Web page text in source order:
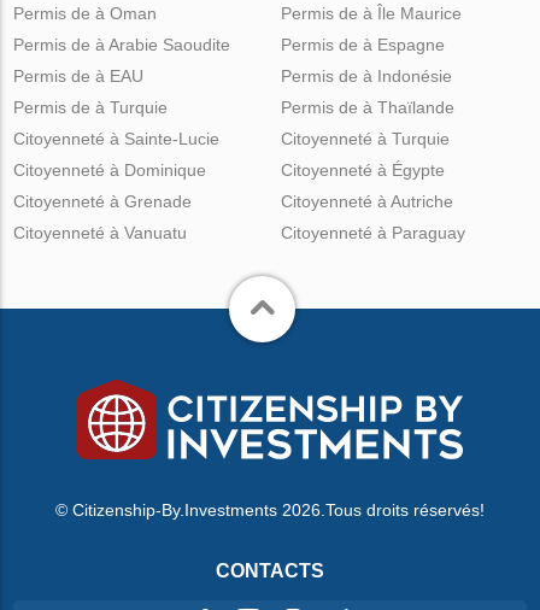
Permis de à Oman
Permis de à Arabie Saoudite
Permis de à EAU
Permis de à Turquie
Permis de à Île Maurice
Permis de à Espagne
Permis de à Indonésie
Permis de à Thaïlande
Citoyenneté à Sainte-Lucie
Citoyenneté à Dominique
Citoyenneté à Grenade
Citoyenneté à Vanuatu
Citoyenneté à Turquie
Citoyenneté à Égypte
Citoyenneté à Autriche
Citoyenneté à Paraguay
© Citizenship-By.Investments 2026.Tous droits réservés!
CONTACTS